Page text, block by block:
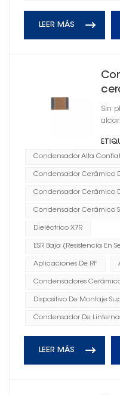
LEER MÁS
Sin
Condensador Alta
Condensador Cerámico
Condensador Cerámico
Condensador Cerámico
Dieléctrico X7R
ESR Baja (resistencia En
Aplicaciones De RF
Condensadores
Dispositivo De Montaje
Condensador De Linterna
LEER MÁS